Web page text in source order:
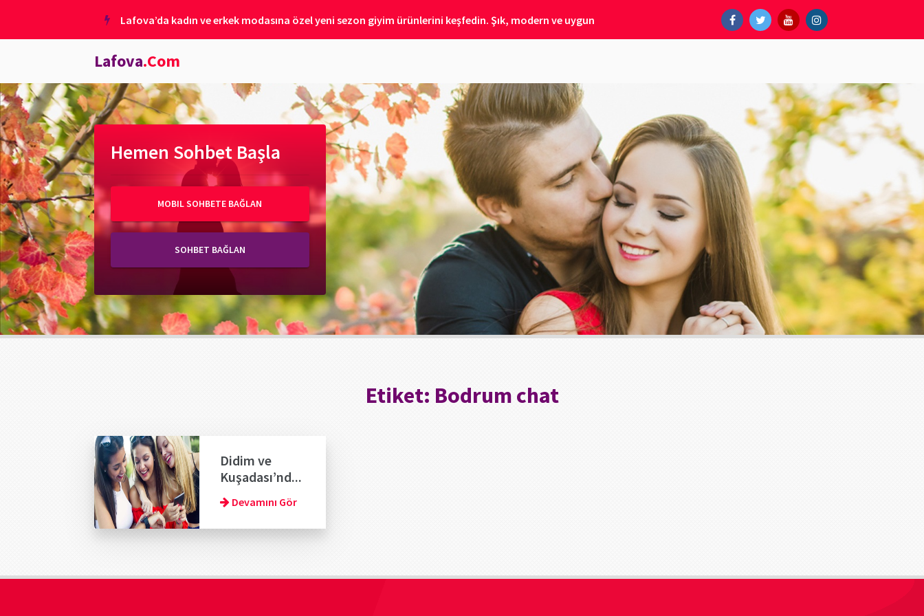
Lafova’da kadın ve erkek modasına özel yeni sezon giyim ürünlerini keşfedin. Şık, modern ve uygun
Lafova.Com
Hemen Sohbet Başla
MOBIL SOHBETE BAĞLAN
SOHBET BAĞLAN
Etiket: Bodrum chat
Didim ve
Kuşadası’nd...
Devamını Gör